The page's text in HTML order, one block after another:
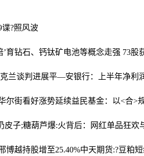
谍?照风波
’育钻石、钙钛矿电池等概念走强 73股
兰谈判进展平—安银行：上半年净利
尔街看好涨势延续益民基金：以<合>
皮子;糖葫芦爆:火背后：网红单品狂欢
博越持股增至25.40%中天期货:?豆粕